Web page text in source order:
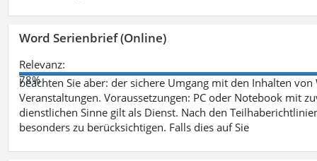
Word Serienbrief (Online)
Relevanz:
78%
beachten Sie aber: der sichere Umgang mit den Inhalten
Veranstaltungen. Voraussetzungen: PC oder Notebook mit
dienstlichen Sinne gilt als Dienst. Nach den
besonders zu berücksichtigen. Falls dies auf Sie